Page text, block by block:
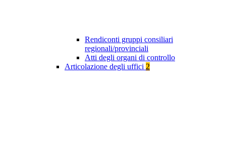
Rendiconti gruppi consiliari
regionali/provinciali
Atti degli organi di controllo
Articolazione degli uffici 2